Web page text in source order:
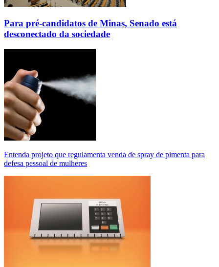
Para pré-candidatos de Minas, Senado está
desconectado da sociedade
Entenda projeto que regulamenta venda de spray de pimenta para
defesa pessoal de mulheres